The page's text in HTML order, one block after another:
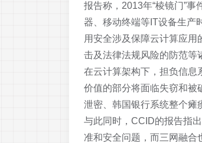
报告称，2013年“棱镜门”
器、移动终端等IT设备生产
用安全涉及保障云计算应
击及法律法规风险的防范等
在云计算架构下，担负信息
价值的部分将面临失窃和被
泄密、韩国银行系统整个瘫
与此同时，CCID的报告指
准和安全问题，而三网融合